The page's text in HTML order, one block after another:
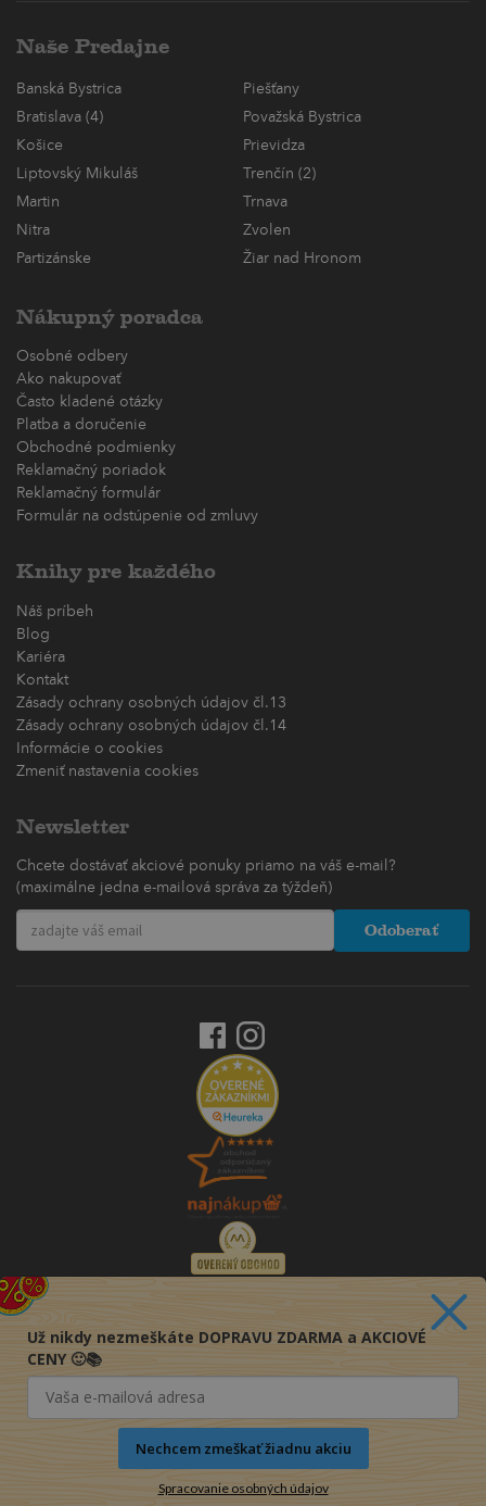
Naše Predajne
Banská Bystrica
Piešťany
Bratislava (4)
Považská Bystrica
Košice
Prievidza
Liptovský Mikuláš
Trenčín (2)
Martin
Trnava
Nitra
Zvolen
Partizánske
Žiar nad Hronom
Nákupný poradca
Osobné odbery
Ako nakupovať
Často kladené otázky
Platba a doručenie
Obchodné podmienky
Reklamačný poriadok
Reklamačný formulár
Formulár na odstúpenie od zmluvy
Knihy pre každého
Náš príbeh
Blog
Kariéra
Kontakt
Zásady ochrany osobných údajov čl.13
Zásady ochrany osobných údajov čl.14
Informácie o cookies
Zmeniť nastavenia cookies
Newsletter
Chcete dostávať akciové ponuky priamo na váš e-mail?
(maximálne jedna e-mailová správa za týždeň)
Odoberať
Už nikdy nezmeškáte DOPRAVU ZDARMA a AKCIOVÉ
CENY 🙂📚
Nechcem zmeškať žiadnu akciu
Spracovanie osobných údajov